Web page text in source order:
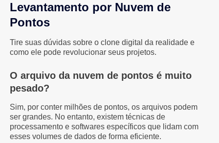
Levantamento por Nuvem de
Pontos
Tire suas dúvidas sobre o clone digital da realidade e
como ele pode revolucionar seus projetos.
O arquivo da nuvem de pontos é muito
pesado?
Sim, por conter milhões de pontos, os arquivos podem
ser grandes. No entanto, existem técnicas de
processamento e softwares específicos que lidam com
esses volumes de dados de forma eficiente.